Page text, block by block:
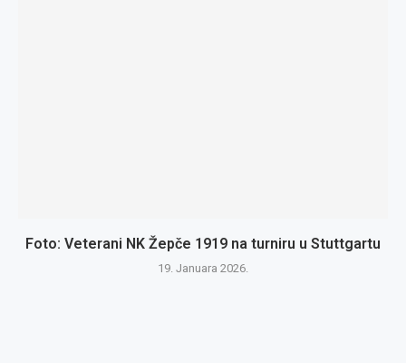
Foto: Veterani NK Žepče 1919 na turniru u Stuttgartu
19. Januara 2026.